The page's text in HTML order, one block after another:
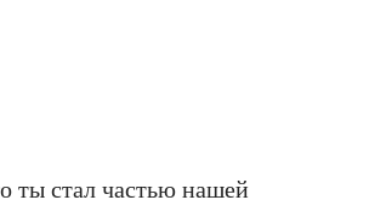
ты стал частью нашей